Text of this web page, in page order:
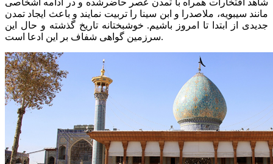
مانند سیبویه، ملاصدرا و ابن سینا را تربیت نمایند و باعث ایجاد تمدن
جدیدی از ابتدا تا امروز باشیم. خوشبختانه تاریخ گذشته و حال این
سرزمین گواهی شفاف بر این ادعا است.